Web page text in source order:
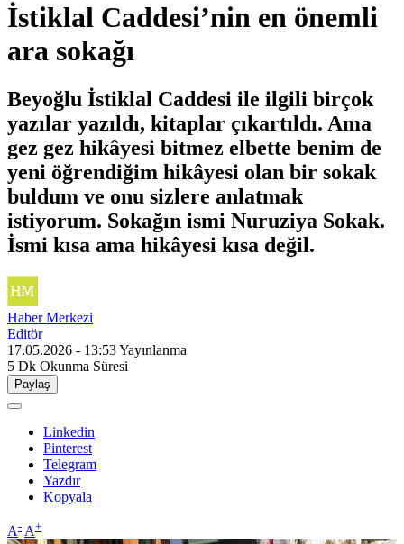
İstiklal Caddesi’nin en önemli
ara sokağı
Beyoğlu İstiklal Caddesi ile ilgili birçok
yazılar yazıldı, kitaplar çıkartıldı. Ama
gez gez hikâyesi bitmez elbette benim de
yeni öğrendiğim hikâyesi olan bir sokak
buldum ve onu sizlere anlatmak
istiyorum. Sokağın ismi Nuruziya Sokak.
İsmi kısa ama hikâyesi kısa değil.
Haber Merkezi
Editör
17.05.2026 - 13:53Yayınlanma
5 Dk Okunma Süresi
Paylaş
Linkedin
Pinterest
Telegram
Yazdır
Kopyala
A- A+